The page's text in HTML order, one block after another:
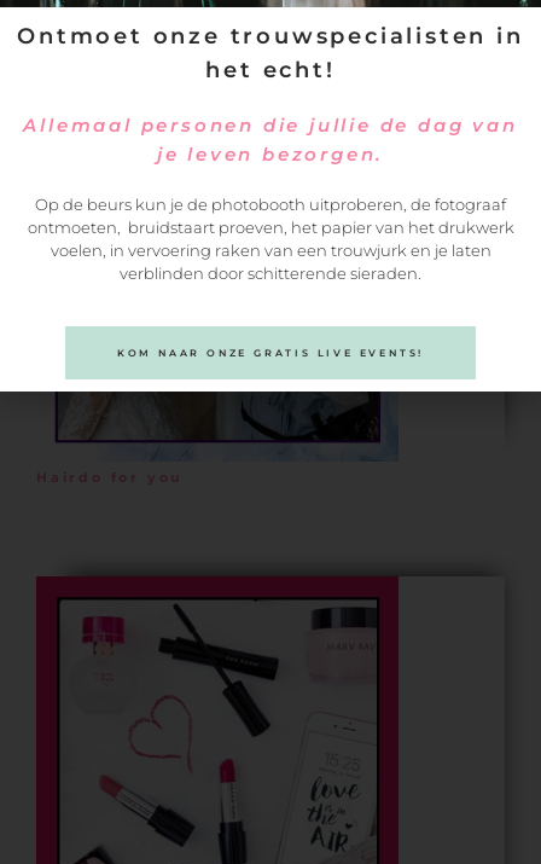
kunnen helpen
Hairdo for you
Ontmoet onze trouwspecialisten in
het echt!
Allemaal personen die jullie de dag van
je leven bezorgen.
Op de beurs kun je de photobooth uitproberen, de fotograaf
ontmoeten, bruidstaart proeven, het papier van het drukwerk
voelen, in vervoering raken van een trouwjurk en je laten
verblinden door schitterende sieraden.
KOM NAAR ONZE GRATIS LIVE EVENTS!